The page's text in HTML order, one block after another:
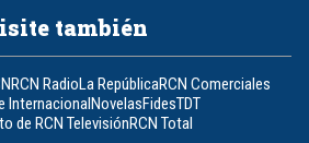
también
RCN RadioLa RepúblicaRCN Comerciales
InternacionalNovelasFidesTDT
de RCN TelevisiónRCN Total